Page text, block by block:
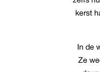
kerst
In de
Ze